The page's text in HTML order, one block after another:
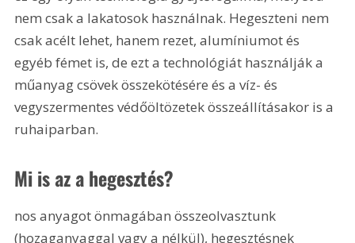
nem csak a lakatosok használnak. Hegeszteni nem
csak acélt lehet, hanem rezet, alumíniumot és
egyéb fémet is, de ezt a technológiát használják a
műanyag csövek összekötésére és a víz- és
vegyszermentes védőöltözetek összeállításakor is a
ruhaiparban.
Mi is az a hegesztés?
nos anyagot önmagában összeolvasztunk
(hozaganyaggal vagy a nélkül), hegesztésnek